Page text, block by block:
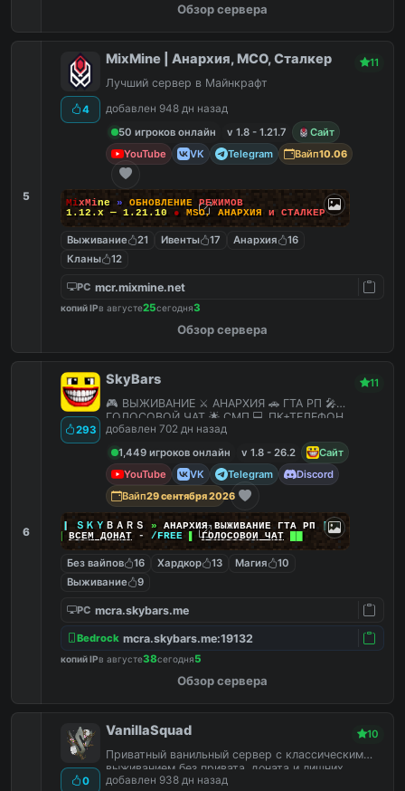
Обзор сервера
5
4
MixMine | Анархия, МСО, Сталкер 11
Лучший сервер в Майнкрафт
добавлен 948 дн назад
50 игроков онлайн
v 1.8 - 1.21.7
Сайт
YouTube
VK Telegram Вайп10.06
MixMine » ОБНОВЛЕНИЕ РЕЖИМОВ
1.12.x — 1.21.10 ● MSO, АНАРХИЯ и СТАЛКЕР
Выживание 21 Ивенты 17 Анархия
16
Кланы
12
PC mcr.mixmine.net
копий IPв августе25сегодня3
Обзор сервера
6
293
SkyBars 11
🎮 ВЫЖИВАНИЕ ⚔️ АНАРХИЯ 🚗 ГТА РП 🎤
ГОЛОСОВОЙ ЧАТ 🌟 СМП 💻 ПК+ТЕЛЕФОН
добавлен 702 дн назад
1,449 игроков онлайн
v 1.8 - 26.2
Сайт
YouTube
VK Telegram
Discord
Вайп29 сентября 2026
ＳＫＹ ＢＡＲＳ » АНАРХИЯ ВЫЖИВАНИЕ ГТА РП |||
ВСЕМ ДОНАТ- /FREE ▌ГОЛОСОВОЙ ЧАТ
Без вайпов 16 Хардкор 13 Магия
10
Выживание
9
PC mcra.skybars.me
Bedrock mcra.skybars.me:19132
копий IPв августе38сегодня5
Обзор сервера
0
VanillaSquad 10
Приватный ванильный сервер с классическим
выживанием без привата, доната и лишних
плагинов.
добавлен 938 дн назад